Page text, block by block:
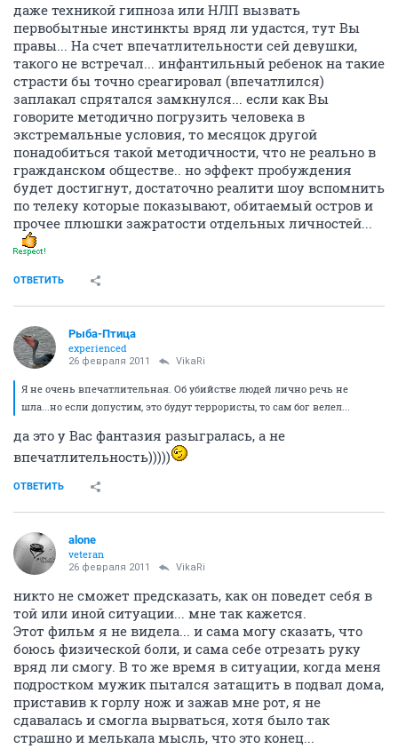
даже техникой гипноза или НЛП вызвать
первобытные инстинкты вряд ли удастся, тут Вы
правы... На счет впечатлительности сей девушки,
такого не встречал... инфантильный ребенок на такие
страсти бы точно среагировал (впечатлился)
заплакал спрятался замкнулся... если как Вы
говорите методично погрузить человека в
экстремальные условия, то месяцок другой
понадобиться такой методичности, что не реально в
гражданском обществе.. но эффект пробуждения
будет достигнут, достаточно реалити шоу вспомнить
по телеку которые показывают, обитаемый остров и
прочее плюшки зажратости отдельных личностей...
ОТВЕТИТЬ
Рыба-Птица
experienced
26 февраля 2011 VikaRi
Я не очень впечатлительная. Об убийстве людей лично речь не
шла...но если допустим, это будут террористы, то сам бог велел...
да это у Вас фантазия разыгралась, а не
впечатлительность)))))
ОТВЕТИТЬ
alone
veteran
26 февраля 2011 VikaRi
никто не сможет предсказать, как он поведет себя в
той или иной ситуации... мне так кажется.
Этот фильм я не видела... и сама могу сказать, что
боюсь физической боли, и сама себе отрезать руку
вряд ли смогу. В то же время в ситуации, когда меня
подростком мужик пытался затащить в подвал дома,
приставив к горлу нож и зажав мне рот, я не
сдавалась и смогла вырваться, хотя было так
страшно и мелькала мысль, что это конец...